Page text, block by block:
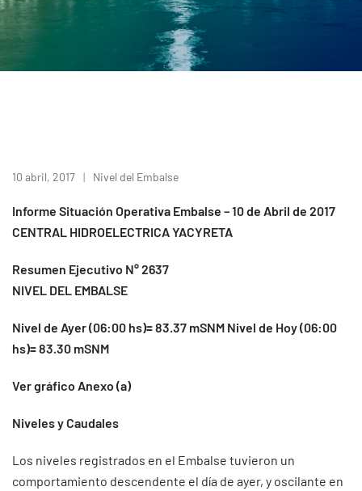
10 abril, 2017 Nivel del Embalse
Informe Situación Operativa Embalse – 10 de Abril de 2017
CENTRAL HIDROELECTRICA YACYRETA
Resumen Ejecutivo N° 2637
NIVEL DEL EMBALSE
Nivel de Ayer (06:00 hs)= 83.37 mSNM Nivel de Hoy (06:00
hs)= 83.30 mSNM
Ver gráfico Anexo (a)
Niveles y Caudales
Los niveles registrados en el Embalse tuvieron un
comportamiento descendente el día de ayer, y oscilante en